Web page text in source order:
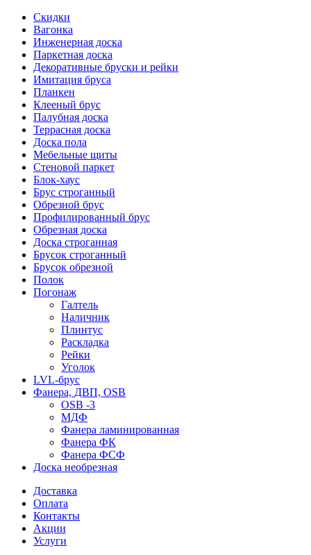
Скидки
Вагонка
Инженерная доска
Паркетная доска
Декоративные бруски и рейки
Имитация бруса
Планкен
Клееный брус
Палубная доска
Террасная доска
Доска пола
Мебельные щиты
Стеновой паркет
Блок-хаус
Брус строганный
Обрезной брус
Профилированный брус
Обрезная доска
Доска строганная
Брусок строганный
Брусок обрезной
Полок
Погонаж
Галтель
Наличник
Плинтус
Раскладка
Рейки
Уголок
LVL-брус
Фанера, ДВП, OSB
OSB -3
МДФ
Фанера ламинированная
Фанера ФК
Фанера ФСФ
Доска необрезная
Доставка
Оплата
Контакты
Акции
Услуги